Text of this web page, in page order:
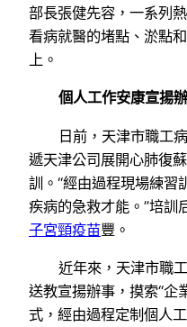
部長張健先容，一系列
看病就醫的堵點、淤點
上。
個人工作安康宣揚
日前，天津市職工
遞天津公司展開心肺復
訓。“經由過程現場練習
疾病的急救才能。”培訓
子宮頸疫苗豐。
近年來，天津市職
送教宣揚辦事，摸索“企
式，經由過程定制個人